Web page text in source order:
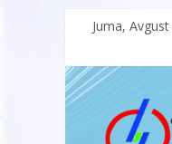
content
Juma,